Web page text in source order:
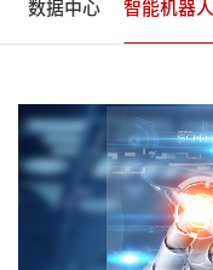
数据中心 智能机器人